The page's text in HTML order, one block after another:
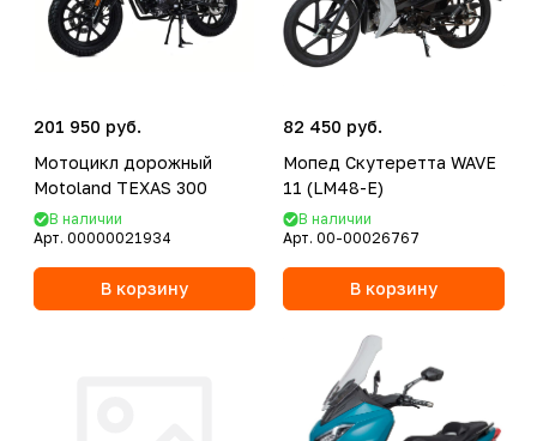
201 950 руб.
Мотоцикл дорожный
Motoland TEXAS 300
В наличии
Арт. 00000021934
В корзину
82 450 руб.
Мопед Скутеретта WAVE
11 (LM48-E)
В наличии
Арт. 00-00026767
В корзину